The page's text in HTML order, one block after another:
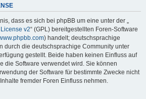
dass es sich bei phpBB um eine unter der „
v2“ (GPL) bereitgestellten Foren-Software
) handelt; deutschsprachige
durch die deutschsprachige Community unter
gestellt. Beide haben keinen Einfluss auf
die Software verwendet wird. Sie können
der Software für bestimmte Zwecke nicht
fremder Foren Einfluss nehmen.